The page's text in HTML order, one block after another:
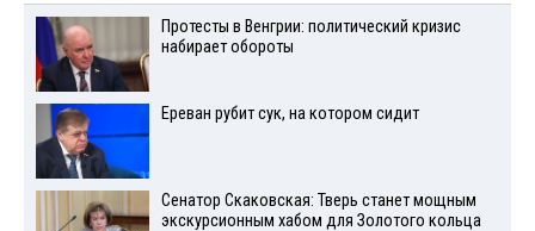
Протесты в Венгрии: политический кризис
набирает обороты
Ереван рубит сук, на котором сидит
Сенатор Скаковская: Тверь станет мощным
экскурсионным хабом для Золотого кольца